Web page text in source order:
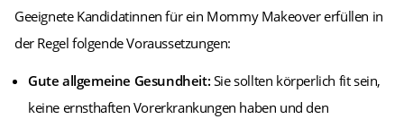
Geeignete Kandidatinnen für ein Mommy Makeover erfüllen in
der Regel folgende Voraussetzungen:
Gute allgemeine Gesundheit: Sie sollten körperlich fit sein,
keine ernsthaften Vorerkrankungen haben und den